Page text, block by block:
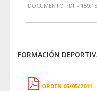
DOCUMENTO PDF -
FORMACIÓN
ORDEN 05/05/2011 -